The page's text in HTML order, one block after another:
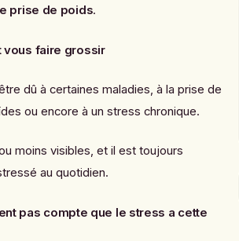
prise de poids.
vous faire grossir
dû à certaines maladies, à la prise de
ou encore à un stress chronique.
moins visibles, et il est toujours
au quotidien.
pas compte que le stress a cette